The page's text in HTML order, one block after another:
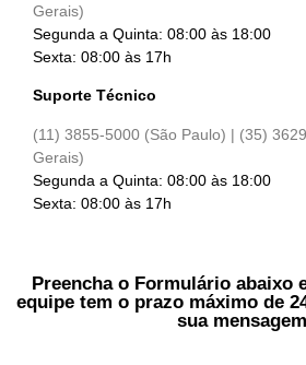
Gerais)
Segunda a Quinta: 08:00 às 18:00
Sexta: 08:00 às 17h
Suporte Técnico
(11) 3855-5000 (São Paulo) | (35)
Gerais)
Segunda a Quinta: 08:00 às 18:00
Sexta: 08:00 às 17h
Preencha o Formulário abaixo
equipe tem o prazo máximo de
sua